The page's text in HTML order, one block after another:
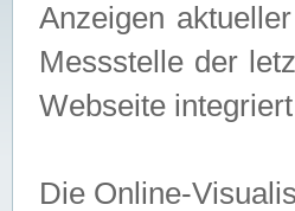
Anzeigen
Messstelle der
Webseite
Die Online-